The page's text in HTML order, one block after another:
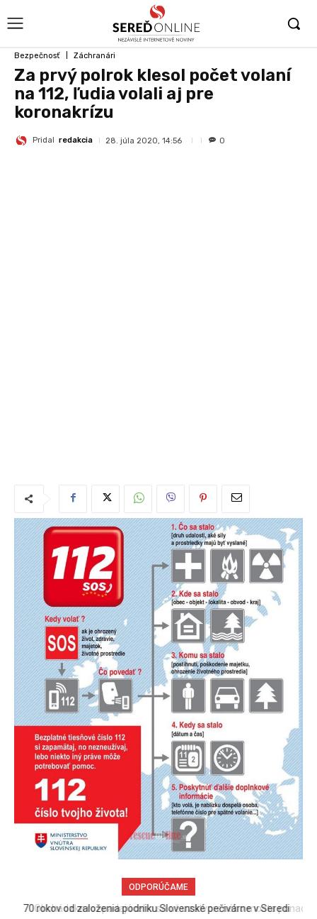
Bezpečnosť Záchranári
Za prvý polrok klesol počet volaní
na 112, ľudia volali aj pre
koronakrízu
Pridal redakcia 28. júla 2020, 14:56 0
ODPORÚČAME
Obchádzka rozpadajúceho sa už uzatvoreného mosta ponad